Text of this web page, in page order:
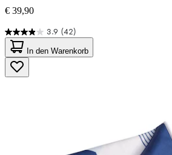
€ 39,90
3.9 (42)
3.9
von
5
Sternen.
42
In den Warenkorb